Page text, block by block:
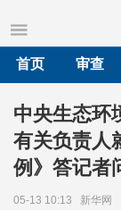
首页
审查
中央生态环
有关负责人
例》答记者
05-13 10:13 新华网